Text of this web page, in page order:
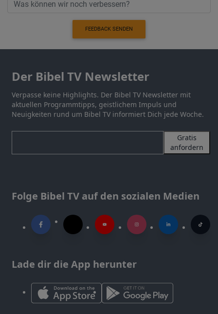
FEEDBACK SENDEN
Der Bibel TV Newsletter
Verpasse keine Highlights. Der Bibel TV Newsletter mit
aktuellen Programmtipps, geistlichem Impuls und
Neuigkeiten rund um Bibel TV informiert Dich jede Woche.
Gratis
anfordern
Folge Bibel TV auf den sozialen Medien
Lade dir die App herunter